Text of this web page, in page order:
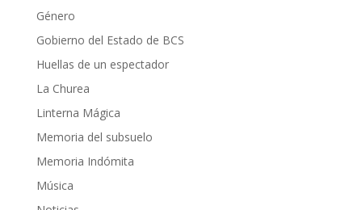
Género
Gobierno del Estado de BCS
Huellas de un espectador
La Churea
Linterna Mágica
Memoria del subsuelo
Memoria Indómita
Música